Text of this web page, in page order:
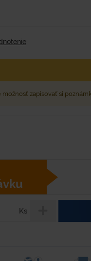
možnosť zapisovať si
Ks